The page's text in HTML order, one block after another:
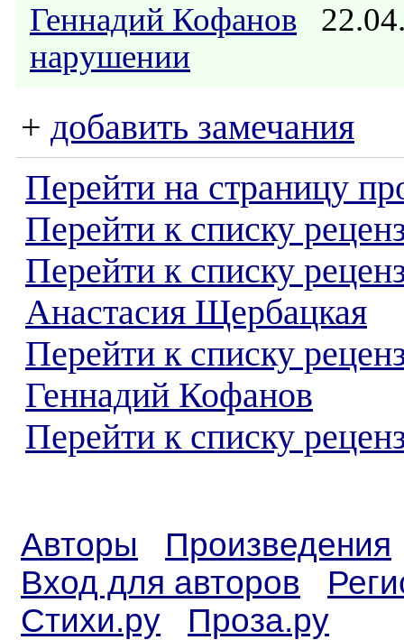
Геннадий Кофанов
нарушении
+ добавить замечания
Перейти на страницу
Перейти к списку
Перейти к списку
Анастасия Щербацкая
Перейти к списку
Геннадий Кофанов
Перейти к списку
Авторы
Произведения
Вход для авторов
Стихи.ру
Проза.ру